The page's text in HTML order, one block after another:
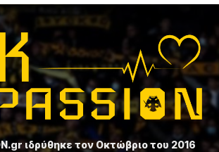
ιδρύθηκε τον Οκτώβριο του 2016